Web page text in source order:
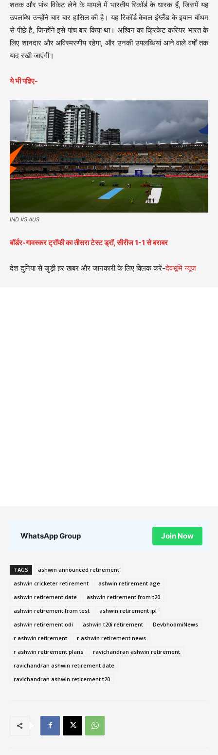
शतक और पांच विकेट लेने के मामले में भारतीय रिकॉर्ड के धारक हैं, जिसमें यह
उपलब्धि उन्होंने चार बार हासिल की है। यह रिकॉर्ड केवल इंग्लैंड के इयान बॉथम
से पीछे है, जिन्होंने इसे पांच बार किया था। अश्विन का क्रिकेट करियर भारत के
लिए शानदार और अविस्मरणीय रहेगा, और उनकी उपलब्धियां आने वाले वर्षों तक
याद रखी जाएंगी।
ये भी पढिए-
IND VS AUS
बॉर्डर-गावस्कर ट्रॉफी का तीसरा टेस्ट ड्रॉ, सीरीज 1-1 से बराबर
देश दुनिया से जुड़ी हर खबर और जानकारी के लिए क्लिक करें-देवभूमि न्यूज
WhatsApp Group Join Now
TAGS
ashwin announced retirement
ashwin cricketer retirement
ashwin retirement age
ashwin retirement date
ashwin retirement from t20
ashwin retirement from test
ashwin retirement ipl
ashwin retirement odi
ashwin t20i retirement
DevbhoomiNews
r ashwin retirement
r ashwin retirement news
r ashwin retirement plans
ravichandran ashwin retirement
ravichandran ashwin retirement date
ravichandran ashwin retirement t20